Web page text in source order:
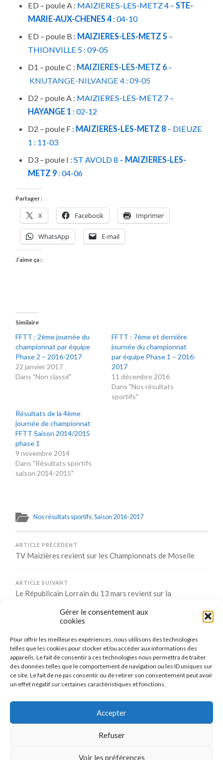
Gérer le consentement aux
cookies
Pour offrir les meilleures expériences, nous utilisons des technologies
telles que les cookies pour stocker et/ou accéder aux informations des
appareils. Le fait de consentir à ces technologies nous permettra de traiter
des données telles que le comportement de navigation ou les ID uniques sur
ce site. Le fait de ne pas consentir ou de retirer son consentement peut avoir
un effet négatif sur certaines caractéristiques et fonctions.
Accepter
Refuser
Voir les préférences
ED – poule A : MAIZIERES-LES-METZ 4 – STE-
MARIE-AUX-CHENES 4: 04-10
ED – poule B : MAIZIERES-LES-METZ 5 –
THIONVILLE 5 : 09-05
D1 – poule C : MAIZIERES-LES-METZ 6 –
KNUTANGE-NILVANGE 4 : 09-05
D2 – poule A : MAIZIERES-LES-METZ 7–
HAYANGE 1 : 02-12
D2 – poule F : MAIZIERES-LES-METZ 8– DIEUZE
1 : 11-03
D3 – poule I : ST AVOLD 8 – MAIZIERES-LES-
METZ 9: 04-06
Partager :
X Facebook Imprimer
WhatsApp E-mail
J’aime ça :
Similaire
FFTT : 2ème journée du
championnat par équipe
Phase 2 – 2016-2017
22 janvier 2017
Dans "Non classé"
FFTT : 7ème et dernière
journée du championnat
par équipe Phase 1 – 2016-
2017
11 décembre 2016
Dans "Nos résultats
sportifs"
Résultats de la 4ème
journée de championnat
FFTT Saison 2014/2015
phase 1
9 novembre 2014
Dans "Résultats sportifs
saison 2014-2015"
Nos résultats sportifs,Saison 2016-2017
ARTICLE PRÉCÉDENT
TV Maizières revient sur les Championnats de Moselle
ARTICLE SUIVANT
Le Républicain Lorrain du 13 mars revient sur la
Comments are closed.
CONNEXION